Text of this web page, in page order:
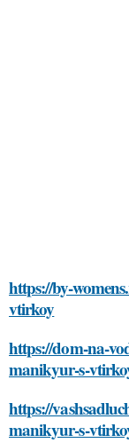
https://by-
vtirkoy
https://dom-na-
manikyur-s-
https://
manikyur-s-